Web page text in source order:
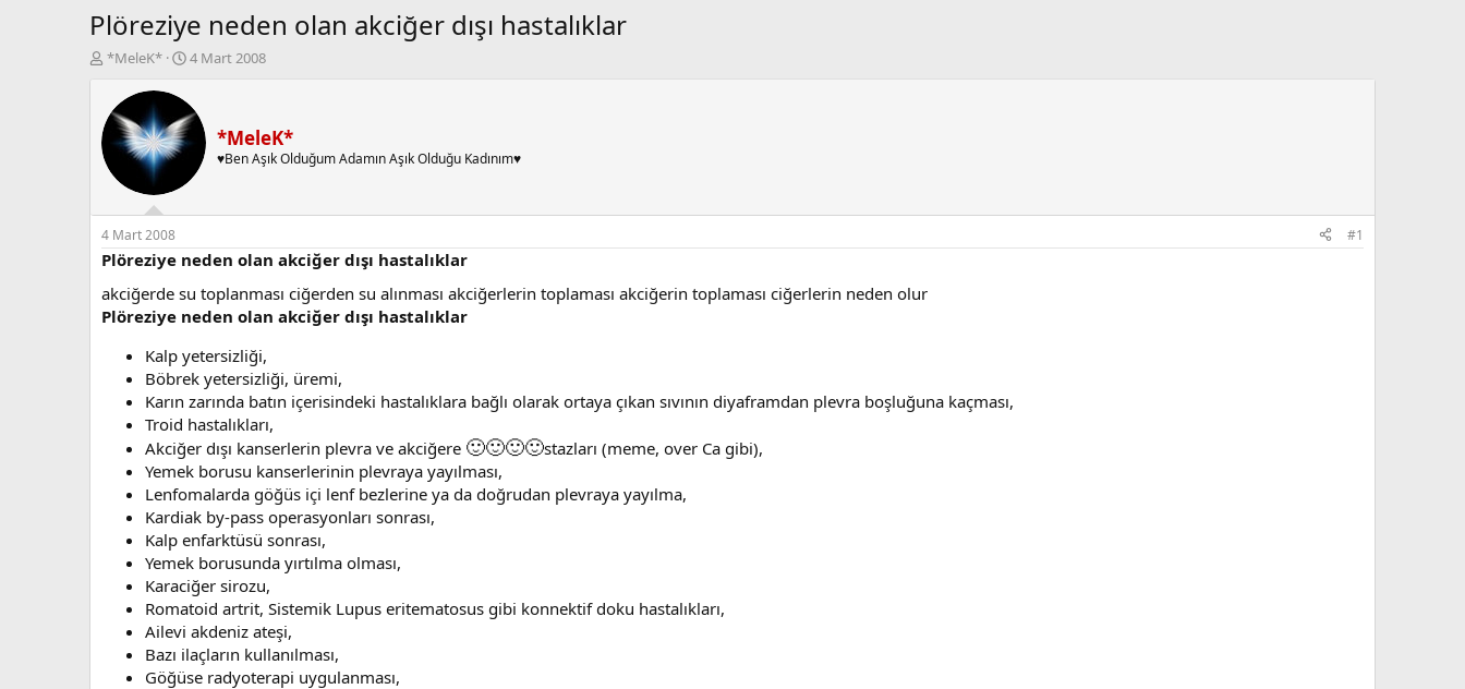
Plöreziye neden olan akciğer dışı hastalıklar
K
b
u
a
ş
l
a
t
a
*MeleK*
B
l
g
ç
a
r
i
h
4 Mart 2008
*MeleK*
♥Ben Aşık Olduğum Adamın Aşık Olduğu Kadınım♥
4 Mart 2008 #1
Plöreziye neden olan akciğer dışı hastalıklar
akciğerde su toplanması ciğerden su alınması akciğerlerin toplaması akciğerin toplaması ciğerlerin neden olur
Plöreziye neden olan akciğer dışı hastalıklar
Kalp yetersizliği,
Böbrek yetersizliği, üremi,
Karın zarında batın içerisindeki hastalıklara bağlı olarak ortaya çıkan sıvının diyaframdan plevra boşluğuna kaçması,
Troid hastalıkları,
Akciğer dışı kanserlerin plevra ve akciğere 🙂🙂🙂🙂stazları (meme, over Ca gibi),
Yemek borusu kanserlerinin plevraya yayılması,
Lenfomalarda göğüs içi lenf bezlerine ya da doğrudan plevraya yayılma,
Kardiak by-pass operasyonları sonrası,
Kalp enfarktüsü sonrası,
Yemek borusunda yırtılma olması,
Karaciğer sirozu,
Romatoid artrit, Sistemik Lupus eritematosus gibi konnektif doku hastalıkları,
Ailevi akdeniz ateşi,
Bazı ilaçların kullanılması,
Göğüse radyoterapi uygulanması,